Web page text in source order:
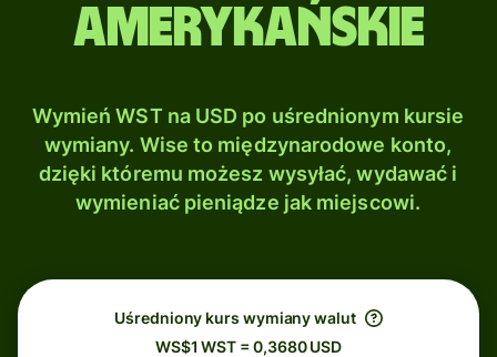
amerykańskie
Wymień WST na USD po uśrednionym kursie
wymiany. Wise to międzynarodowe konto,
dzięki któremu możesz wysyłać, wydawać i
wymieniać pieniądze jak miejscowi.
Uśredniony kurs wymiany walut
WS$1 WST = 0,3680 USD